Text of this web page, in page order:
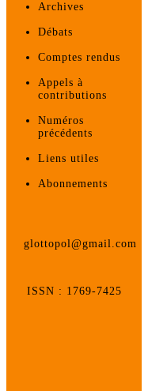
Archives
Débats
Comptes rendus
Appels à
contributions
Numéros
précédents
Liens utiles
Abonnements
glottopol@gmail.com
ISSN : 1769-7425